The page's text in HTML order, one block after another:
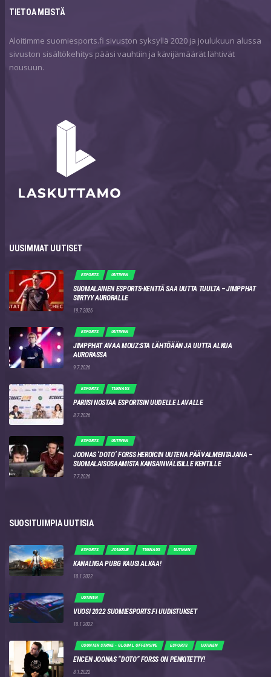
TIETOA MEISTÄ
Aloitimme suomiesports.fi sivuston syksyllä 2020 ja joulukuun alussa
sivuston sisältökehitys pääsi vauhtiin ja kävijämäärät lähtivät
nousuun.
UUSIMMAT UUTISET
ESPORTS UUTINEN
SUOMALAINEN ESPORTS-KENTTÄ SAA UUTTA TUULTA – JIMPPHAT
SIIRTYY AURORALLE
19.7.2026
ESPORTS UUTINEN
JIMPPHAT AVAA MOUZ:STA LÄHTÖÄÄN JA UUTTA ALKUA
AURORASSA
9.7.2026
ESPORTS TURNAUS
PARIISI NOSTAA ESPORTSIN UUDELLE LAVALLE
8.7.2026
ESPORTS UUTINEN
JOONAS ‘DOTO’ FORSS HEROICIN UUTENA PÄÄVALMENTAJANA –
SUOMALAISOSAAMISTA KANSAINVÄLISILLE KENTILLE
7.7.2026
SUOSITUIMPIA UUTISIA
ESPORTS JOUKKUE TURNAUS UUTINEN
KANALIIGA PUBG KAUSI ALKAA!
10.1.2022
UUTINEN
VUOSI 2022 SUOMIESPORTS.FI UUDISTUKSET
10.1.2022
COUNTER STRIKE - GLOBAL OFFENSIVE ESPORTS UUTINEN
ENCEN JOONAS “DOTO” FORSS ON PENKITETTY!
8.1.2022